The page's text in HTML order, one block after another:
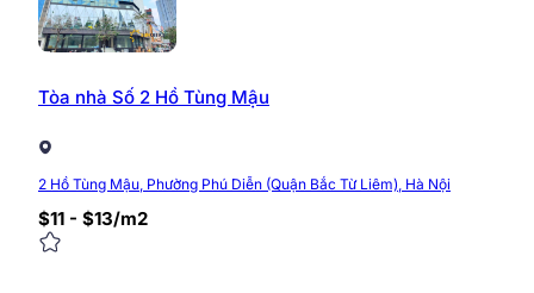
Tòa nhà Số 2 Hồ Tùng Mậu
2 Hồ Tùng Mậu, Phường Phú Diễn (Quận Bắc Từ Liêm), Hà Nội
$11 - $13/m2